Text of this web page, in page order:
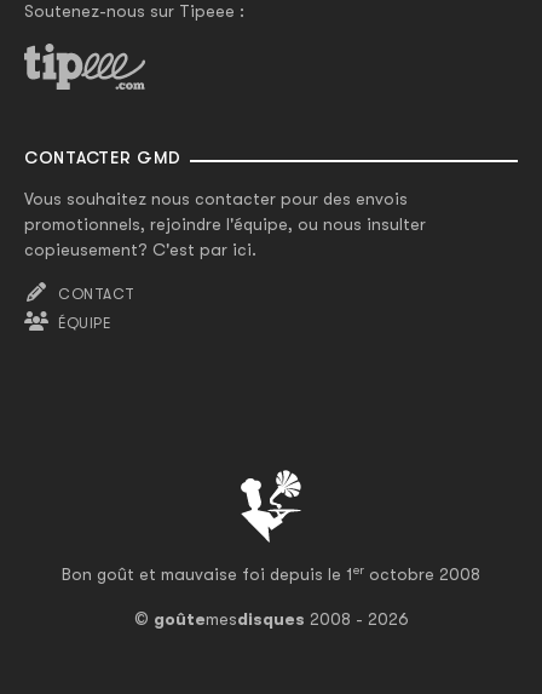
Bon goût et mauvaise foi depuis le 1er octobre 2008
© goûtemesdisques 2008 - 2026
Soutenez-nous sur Tipeee :
CONTACTER GMD
Vous souhaitez nous contacter pour des envois
promotionnels, rejoindre l'équipe, ou nous insulter
copieusement? C'est par ici.
CONTACT
ÉQUIPE